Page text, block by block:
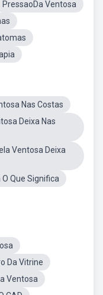
PressaoDa Ventosa
Nas Costas
Deixa Nas
Ventosa Deixa
Que Significa
Da Vitrine
Ventosa